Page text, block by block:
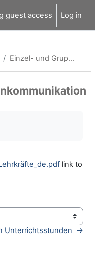
guest access Log in
Einzel- und Gruppenkommunikation
link to
Unterrichtsstunden  →